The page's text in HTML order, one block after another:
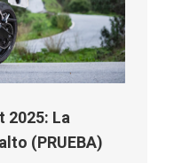
2025: La
(PRUEBA)